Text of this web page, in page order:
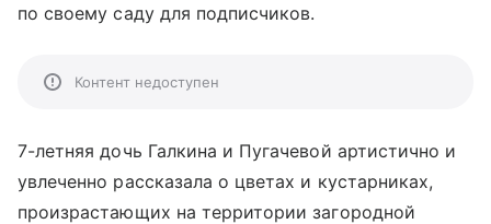
по своему саду для подписчиков.
Контент недоступен
7-летняя дочь Галкина и Пугачевой артистично и
увлеченно рассказала о цветах и кустарниках,
произрастающих на территории загородной